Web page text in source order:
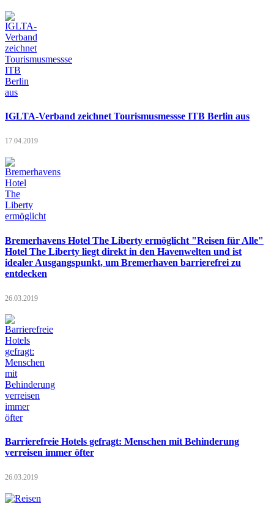
IGLTA-Verband zeichnet Tourismusmessse ITB Berlin aus
17.04.2019
Bremerhavens Hotel The Liberty ermöglicht "Reisen für Alle"
Hotel The Liberty liegt direkt in den Havenwelten und ist
idealer Ausgangspunkt, um Bremerhaven barrierefrei zu
entdecken
26.03.2019
Barrierefreie Hotels gefragt: Menschen mit Behinderung
verreisen immer öfter
26.03.2019